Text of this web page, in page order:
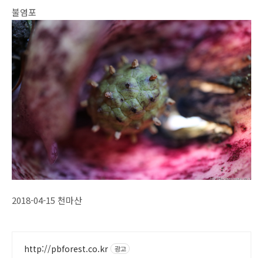
불염포
2018-04-15 천마산
http://pbforest.co.kr 광고